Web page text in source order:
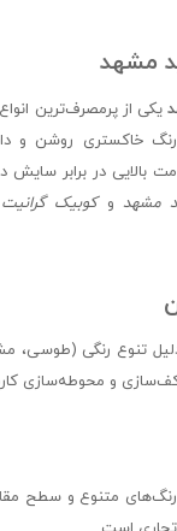
مشهد
یکی از پرمصرف‌ترین
خاکستری روشن و
بالایی در برابر سایش
مشهد وکوبیک
تنوع رنگی (طوسی،
کف‌سازی و محوطه‌سازی
متنوع و سطح